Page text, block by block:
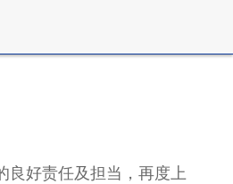
良好责任及担当，再度上